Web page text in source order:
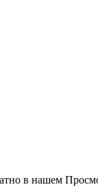
в нашем